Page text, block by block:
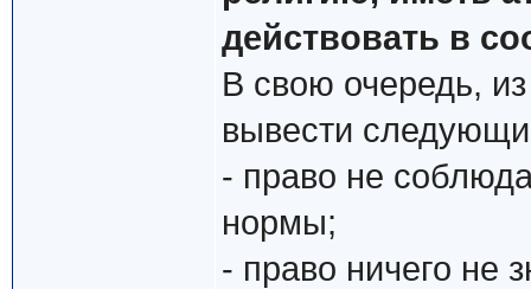
действовать в
В свою очередь,
вывести
- право не
нормы;
- право ничего не